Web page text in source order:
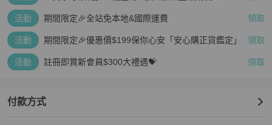
活動 期間限定🎉全站免本地&國際運費 領取
活動 期間限定🎉優惠價$199保你心安「安心購正貨鑑定」 領取
活動 註冊即賞新會員$300大禮遇💝 領取
付款方式